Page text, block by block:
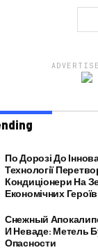
По Дорозі До
Технології
Кондиціонери На
Економічних Героїв
Снежный
И Неваде: Метель
Опасности